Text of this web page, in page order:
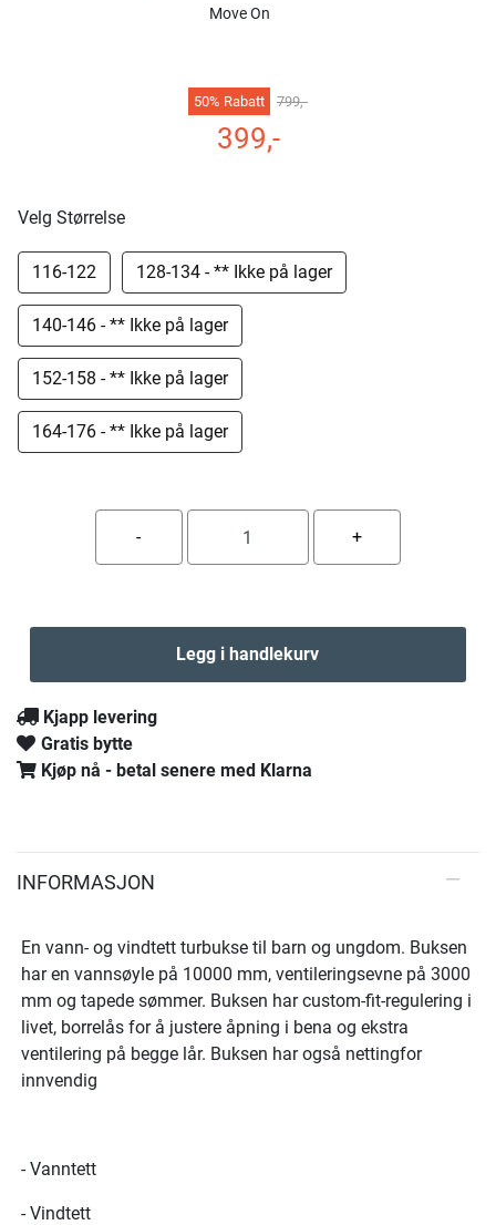
Move On
50% Rabatt 799,-
399,-
Velg Størrelse
116-122 128-134 - ** Ikke på lager
140-146 - ** Ikke på lager
152-158 - ** Ikke på lager
164-176 - ** Ikke på lager
Legg i handlekurv
Kjapp levering
Gratis bytte
Kjøp nå - betal senere med Klarna
INFORMASJON
En vann- og vindtett turbukse til barn og ungdom. Buksen
har en vannsøyle på 10000 mm, ventileringsevne på 3000
mm og tapede sømmer. Buksen har custom-fit-regulering i
livet, borrelås for å justere åpning i bena og ekstra
ventilering på begge lår. Buksen har også nettingfor
innvendig
- Vanntett
- Vindtett